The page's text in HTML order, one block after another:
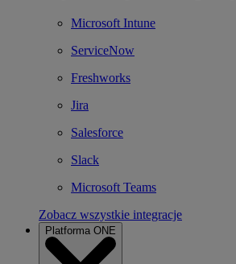
Microsoft Intune
ServiceNow
Freshworks
Jira
Salesforce
Slack
Microsoft Teams
Zobacz wszystkie integracje
Platforma ONE